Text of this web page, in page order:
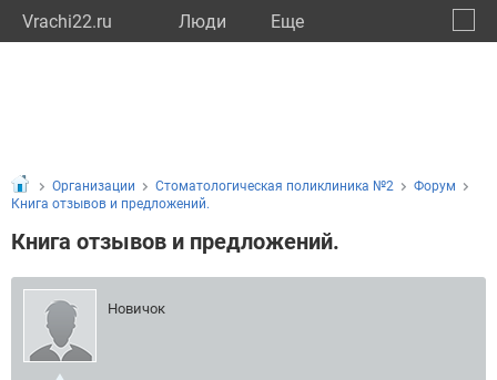
Vrachi22.ru Люди Eще
Организации Стоматологическая поликлиника №2
Форум
Книга отзывов и предложений.
Книга отзывов и предложений.
Новичок